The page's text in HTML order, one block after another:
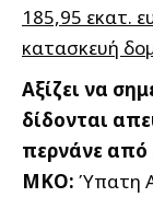
185,95 εκατ.
κατασκευή
Αξίζει να
δίδονται
περνάνε από
ΜΚΟ: Ύπατη